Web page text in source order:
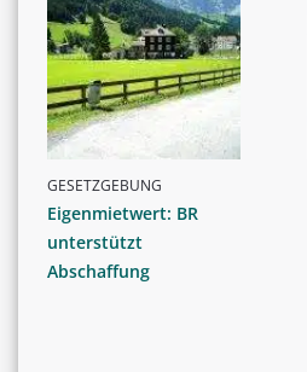
GESETZGEBUNG
Eigenmietwert: BR
unterstützt
Abschaffung